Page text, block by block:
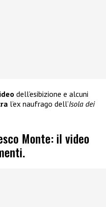
dell’esibizione e alcuni
l’ex naufrago dell’Isola dei
Monte: il video